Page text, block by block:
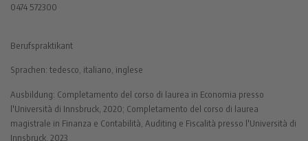
0474 572300
Berufspraktikant
Sprachen: tedesco, italiano, inglese
Ausbildung: Completamento del corso di laurea in Economia presso
l'Università di Innsbruck, 2020; Completamento del corso di laurea
magistrale in Finanza e Contabilità, Auditing e Fiscalità presso l'Università di
Innsbruck, 2023